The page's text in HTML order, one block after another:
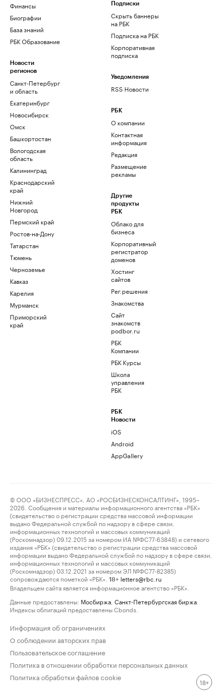
Финансы
Биографии
База знаний
РБК Образование
Новости
регионов
Санкт-Петербург
и область
Екатеринбург
Новосибирск
Омск
Башкортостан
Вологодская
область
Калининград
Краснодарский
край
Нижний
Новгород
Пермский край
Ростов-на-Дону
Татарстан
Тюмень
Черноземье
Кавказ
Карелия
Мурманск
Приморский
край
Подписки
Скрыть баннеры
на РБК
Подписка на РБК
Корпоративная
подписка
Уведомления
RSS Новости
РБК
О компании
Контактная
информация
Редакция
Размещение
рекламы
Другие
продукты
РБК
Облако для
бизнеса
Корпоративный
регистратор
доменов
Хостинг
сайтов
Рег.решения
Знакомства
Сайт
знакомств
podbor.ru
РБК
Компании
РБК Курсы
Школа
управления
РБК
РБК
Новости
iOS
Android
AppGallery
© ООО «БИЗНЕСПРЕСС», АО «РОСБИЗНЕСКОНСАЛТИНГ», 1995–
2026. Сообщения и материалы информационного агентства «РБК»
(свидетельство о регистрации средства массовой информации
выдано Федеральной службой по надзору в сфере связи,
информационных технологий и массовых коммуникаций
(Роскомнадзор) 09.12.2015 за номером ИА №ФС77-63848) и сетевого
издания «РБК» (свидетельство о регистрации средства массовой
информации выдано Федеральной службой по надзору в сфере связи,
информационных технологий и массовых коммуникаций
(Роскомнадзор) 03.12.2021 за номером ЭЛ №ФС77-82385)
сопровождаются пометкой «РБК».
18+ letters@rbc.ru
Владельцем сайта является информационное агентство «РБК».
Данные предоставлены: Мосбиржа Санкт-Петербургская биржа
Индексы облигаций предоставлены Cbonds.
Информация об ограничениях
О соблюдении авторских прав
Пользовательское соглашение
Политика в отношении обработки персональных данных
Политика обработки файлов cookie
18+